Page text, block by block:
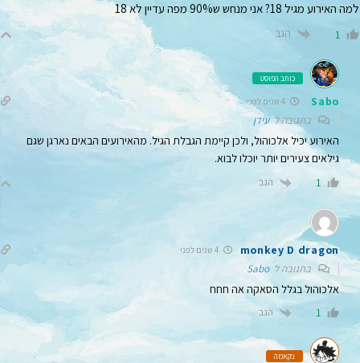
למה האירוע מגיל 18? אני מנחש ש90% מפה עדיין לא 18
1 הגב
כותב הפוסט
Sabo
בתגובה לעידן
האירוע יכיל אלכוהול, ולכן קיימת הגבלת הגיל. מהאירועים הבאים נארגן שגם
גילאים צעירים יותר יוכלו לבוא.
1 הגב
monkey D dragon 4 שנים לפני
בתגובה לSabo
אלכוהול בגלל הסאקה אה חחח
1 הגב
נקאמה